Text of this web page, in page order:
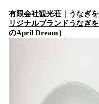
有限会社観光荘｜うなぎ
リジナルブランドうなぎ
のApril Dream）